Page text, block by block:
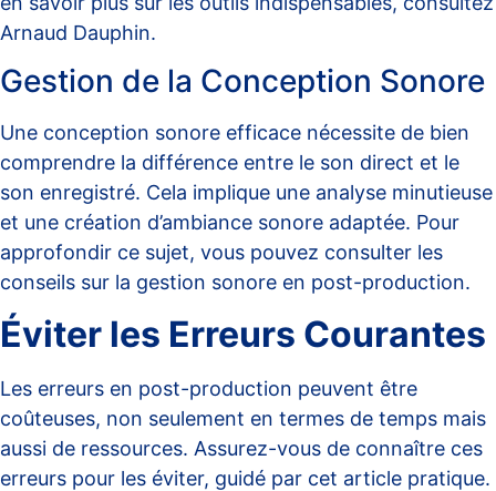
Arnaud Dauphin.
Gestion de la Conception Sonore
Une conception sonore efficace nécessite de bien
comprendre la différence entre le son direct et le
son enregistré. Cela implique une analyse minutieuse
et une création d’ambiance sonore adaptée. Pour
approfondir ce sujet, vous pouvez consulter les
conseils sur la gestion sonore en post-production.
Éviter les Erreurs Courantes
Les erreurs en post-production peuvent être
coûteuses, non seulement en termes de temps mais
aussi de ressources. Assurez-vous de connaître ces
erreurs pour les éviter, guidé par cet article pratique.